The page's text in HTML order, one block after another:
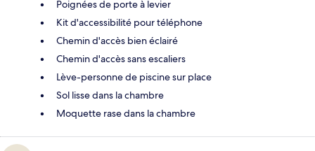
Poignées de porte à levier
Kit d'accessibilité pour téléphone
Chemin d'accès bien éclairé
Chemin d'accès sans escaliers
Lève-personne de piscine sur place
Sol lisse dans la chambre
Moquette rase dans la chambre